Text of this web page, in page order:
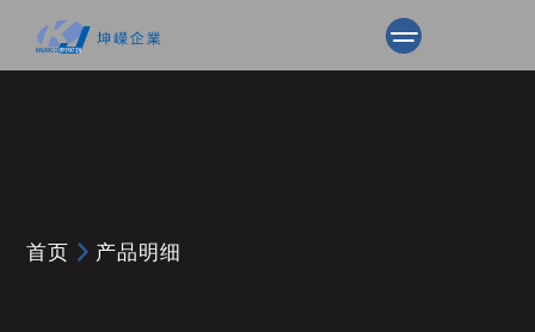
首页 产品明细